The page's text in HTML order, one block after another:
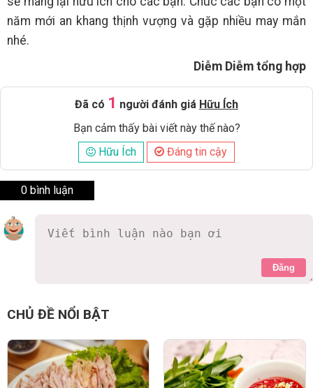
năm mới an khang thịnh vượng và gặp nhiều may mắn
nhé.
Diễm Diễm tổng hợp
Đã có 1 người đánh giá Hữu Ích
Bạn cảm thấy bài viết này thế nào?
Hữu Ích
Đáng tin cậy
0 bình luận
Đăng
CHỦ ĐỀ NỔI BẬT